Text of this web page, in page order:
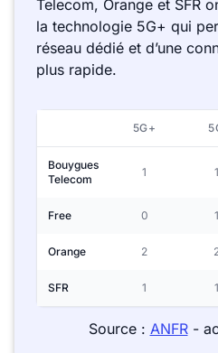
Telecom, Orange et SFR
la technologie 5G+ qui
réseau dédié et d’une
plus rapide.
5G+
Bouygues
Telecom
1 1
Free 0 1
Orange 2
SFR 1 1
Source : ANFR-